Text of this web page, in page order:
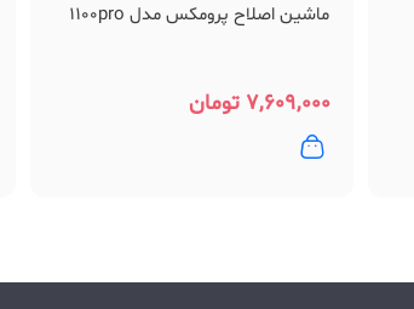
ماشین اصلاح پرومکس مدل 1100pro
۷,۶۰۹,۰۰۰ تومان